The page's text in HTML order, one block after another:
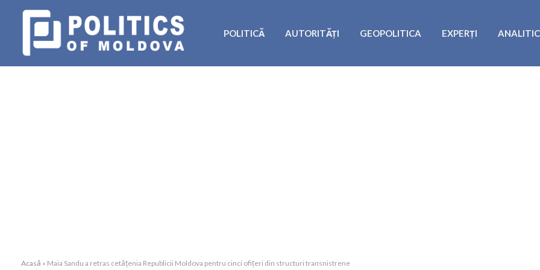
POLITICĂ AUTORITĂȚI GEOPOLITICA EXPERȚI
Acasă » Maia Sandu a retras cetățenia Republicii Moldova pentru cinci ofițeri din structuri transnistrene